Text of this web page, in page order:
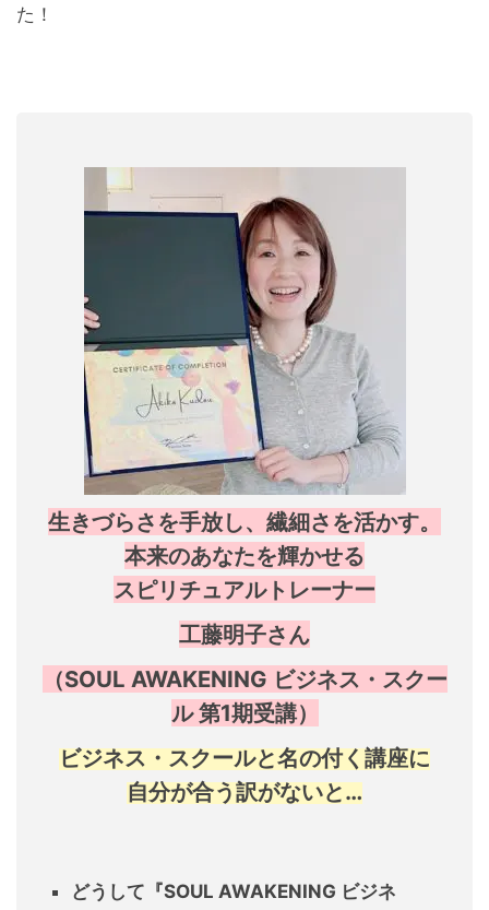
た！
生きづらさを手放し、繊細さを活かす。
本来のあなたを輝かせる
スピリチュアルトレーナー
工藤明子さん
（SOUL AWAKENING ビジネス・スクー
ル 第1期受講）
ビジネス・スクールと名の付く講座に
自分が合う訳がないと…
どうして『SOUL AWAKENING ビジネ